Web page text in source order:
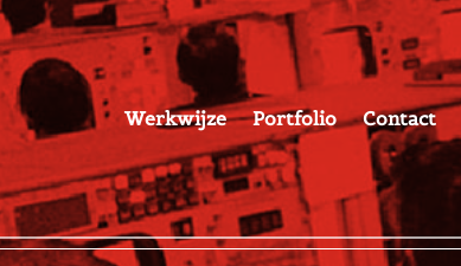
Werkwijze Portfolio Contact